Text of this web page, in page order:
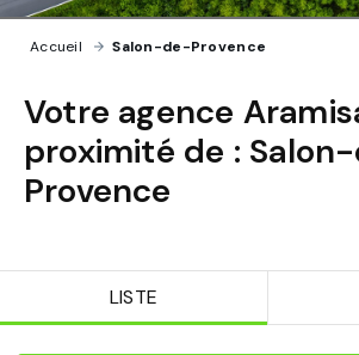
Accueil › Salon-de-Provence
Votre agence
proximité de :
Provence
LISTE